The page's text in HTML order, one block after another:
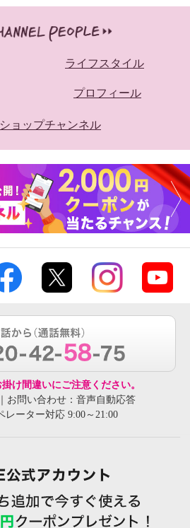
ライフスタイル
プロフィール
ョップチャンネル
け間違いにご注意ください。
お問い合わせ：音声自動応答
レーター対応 9:00～21:00